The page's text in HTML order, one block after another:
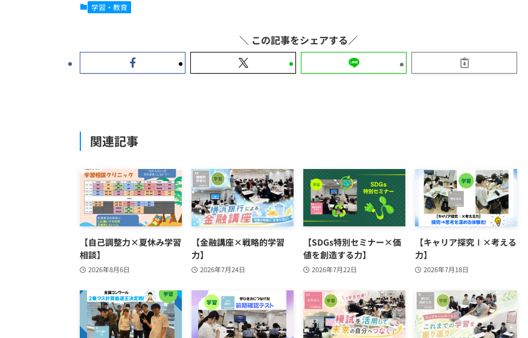
学習・教育
関連記事
【自己調整力×夏休み学習
相談】
2026年8月6日
【金融講座×戦略的学習
力】
2026年7月24日
【SDGs特別セミナー×価
値を創造する力】
2026年7月22日
【キャリア探究Ⅰ×考える
力】
2026年7月18日